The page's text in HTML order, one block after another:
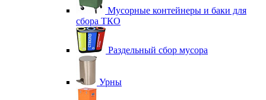
Мусорные контейнеры и баки для
сбора ТКО
Раздельный сбор мусора
Урны